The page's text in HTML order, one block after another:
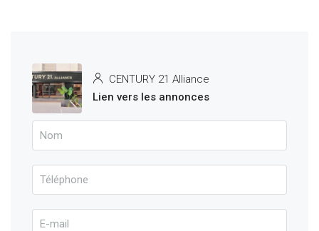
CENTURY 21 Alliance
Lien vers les annonces